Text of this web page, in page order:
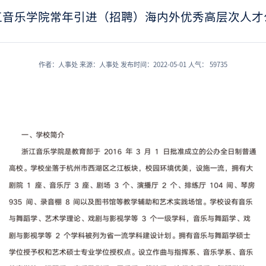
音乐学院常年引进（招聘）海内外优秀高层次人才
作者：人事处 来源：人事处 发布时间：2022-05-01 人气： 59735